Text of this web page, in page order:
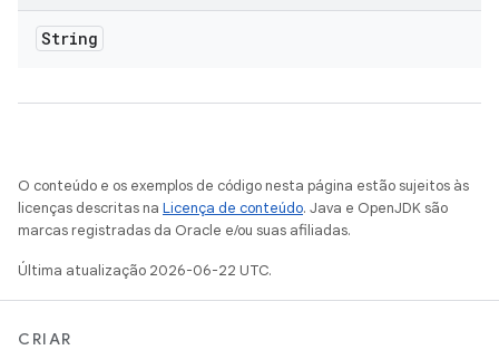
String
O conteúdo e os exemplos de código nesta página estão sujeitos às
licenças descritas na Licença de conteúdo. Java e OpenJDK são
marcas registradas da Oracle e/ou suas afiliadas.
Última atualização 2026-06-22 UTC.
CRIAR